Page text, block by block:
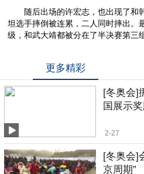
随后出场的许宏志，也出现了和
坦选手摔倒被连累，二人同时摔出。
级，和武大靖都被分在了半决赛第三
更多精彩
[冬奥会]
国展示
2-27
[冬奥会]
京周期”